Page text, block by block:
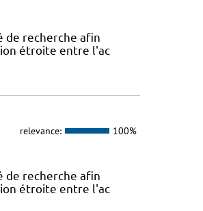
de recherche afin
étroite entre l'ac
relevance: 100%
de recherche afin
étroite entre l'ac